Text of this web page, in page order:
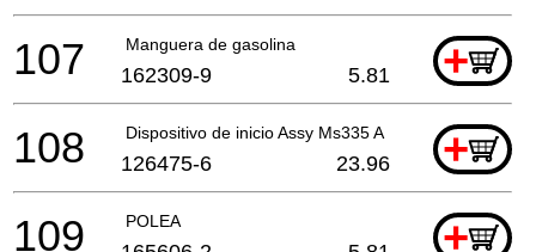
Manguera de gasolina +
107 162309-9 5.81
Dispositivo de inicio Assy Ms335 A +
108 126475-6 23.96
POLEA +
109